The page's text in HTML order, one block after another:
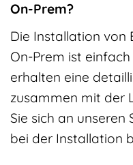
On-Prem?
Die Installation von
On-Prem ist
erhalten eine
zusammen mit der
Sie sich an unseren
bei der Installation